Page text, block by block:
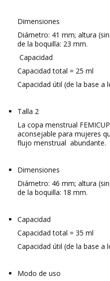
Dimensiones
Diámetro: 41 mm; altura
de la boquilla: 23 mm.
Capacidad
Capacidad total = 25 ml
Capacidad útil (de la base a
Talla 2
La copa menstrual
aconsejable para mujeres
flujo menstrual abundante.
Dimensiones
Diámetro: 46 mm; altura
de la boquilla: 18 mm.
Capacidad
Capacidad total = 35 ml
Capacidad útil (de la base a
Modo de uso